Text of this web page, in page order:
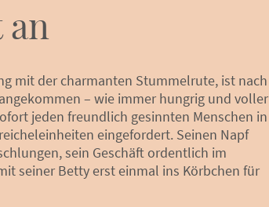
mit der charmanten Stummelrute, ist nach
– wie immer hungrig und voller
jeden freundlich gesinnten Menschen in
eingefordert. Seinen Napf
sein Geschäft ordentlich im
seiner Betty erst einmal ins Körbchen für